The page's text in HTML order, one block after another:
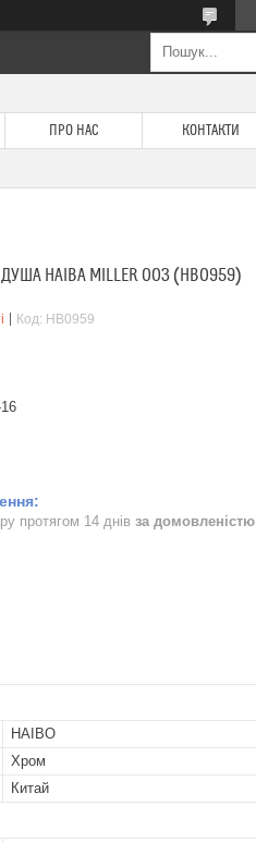
ПРО НАС КОНТАКТИ
HAIBA MILLER 003 (HB0959)
Код: HB0959
протягом 14 днів за домовленістю
HAIBO
Хром
Китай